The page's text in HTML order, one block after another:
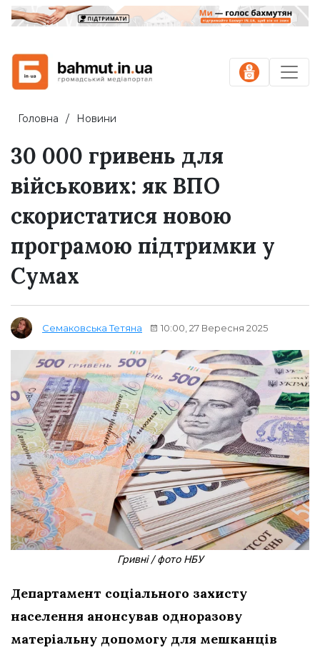
Головна Новини
30 000 гривень для
військових: як ВПО
скористатися новою
програмою підтримки у
Сумах
Семаковська Тетяна 10:00, 27 Вересня 2025
Гривні / фото НБУ
Департамент соціального захисту
населення анонсував одноразову
матеріальну допомогу для мешканців